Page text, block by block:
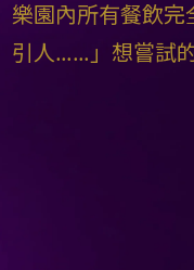
樂園內所有餐飲
引人……」想嘗試